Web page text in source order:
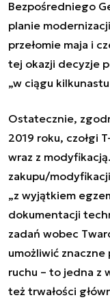
Bezpośredniego
planie
przełomie maja i
tej okazji decyzje
„w ciągu
Ostatecznie,
2019 roku, czołgi
wraz z
zakupu/
„z wyjątkiem
dokumentacji
zadań wobec
umożliwić znaczne
ruchu – to jedna z
też trwałości